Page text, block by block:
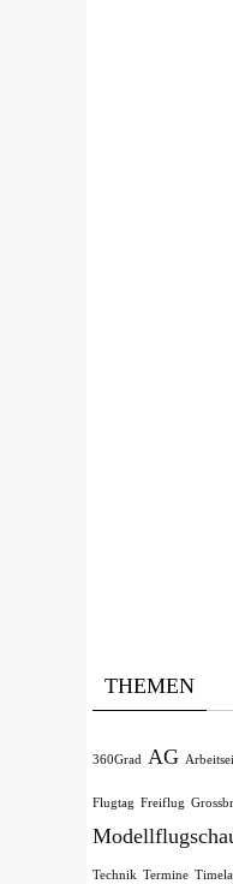
THEMEN
360Grad AG
Flugtag Freiflug
Technik Termine